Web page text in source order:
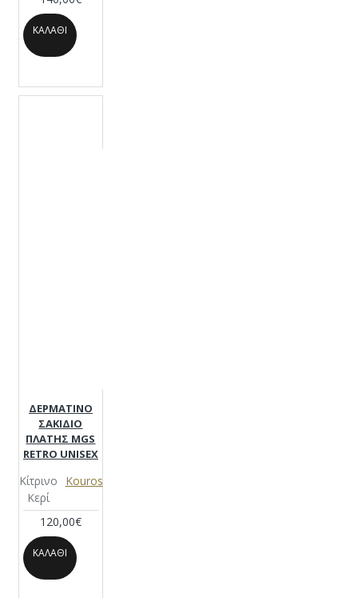
ΚΑΛΆΘΙ
ΔΕΡΜΑΤΙΝΟ
ΣΑΚΙΔΙΟ
ΠΛΑΤΗΣ MGS
RETRO UNISEX
Κίτρινο
Κερί
Kouros
120,00€
ΚΑΛΆΘΙ